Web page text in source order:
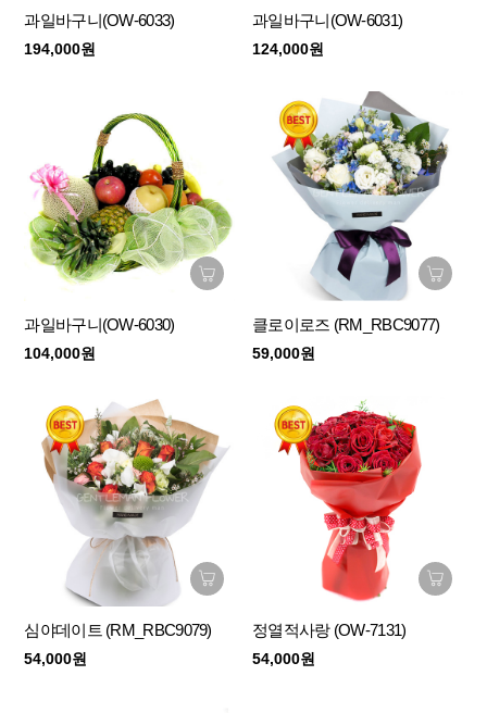
과일바구니(OW-6033)
194,000원
과일바구니(OW-6031)
124,000원
과일바구니(OW-6030)
104,000원
클로이로즈 (RM_RBC9077)
59,000원
심야데이트 (RM_RBC9079)
54,000원
정열적사랑 (OW-7131)
54,000원